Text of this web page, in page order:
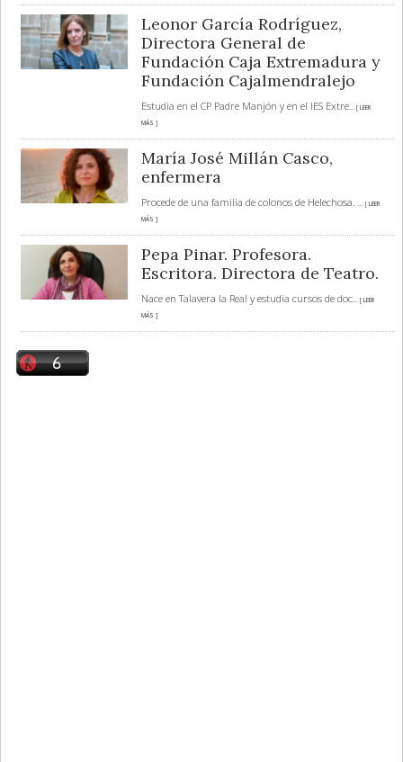
Leonor García Rodríguez,
Directora General de
Fundación Caja Extremadura y
Fundación Cajalmendralejo
Estudia en el CP Padre Manjón y en el IES Extre... [ LEER
MÁS ]
María José Millán Casco,
enfermera
Procede de una familia de colonos de Helechosa.
... [ LEER
MÁS ]
Pepa Pinar. Profesora.
Escritora. Directora de Teatro.
Nace en Talavera la Real y estudia cursos de doc... [ LEER
MÁS ]